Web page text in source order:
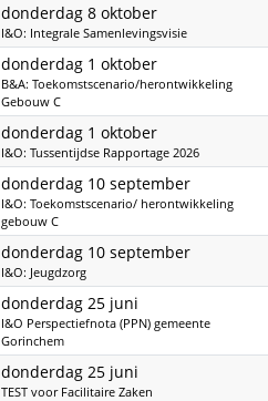
donderdag 8 oktober2026
I&O: Integrale Samenlevingsvisie
donderdag 1 oktober2026
B&A: Toekomstscenario/herontwikkeling
Gebouw C
donderdag 1 oktober2026
I&O: Tussentijdse Rapportage 2026
donderdag 10 september2026
I&O: Toekomstscenario/ herontwikkeling
gebouw C
donderdag 10 september2026
I&O: Jeugdzorg
donderdag 25 juni
I&O Perspectiefnota (PPN) gemeente
Gorinchem
donderdag 25 juni
TEST voor Facilitaire Zaken